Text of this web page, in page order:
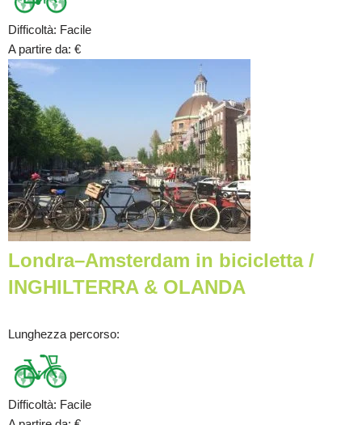
Difficoltà: Facile
A partire da: €
Londra–Amsterdam in bicicletta /
INGHILTERRA & OLANDA
Lunghezza percorso:
Difficoltà: Facile